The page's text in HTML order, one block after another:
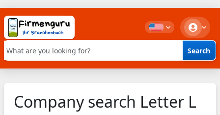
Keyword search Search
Company search Letter L